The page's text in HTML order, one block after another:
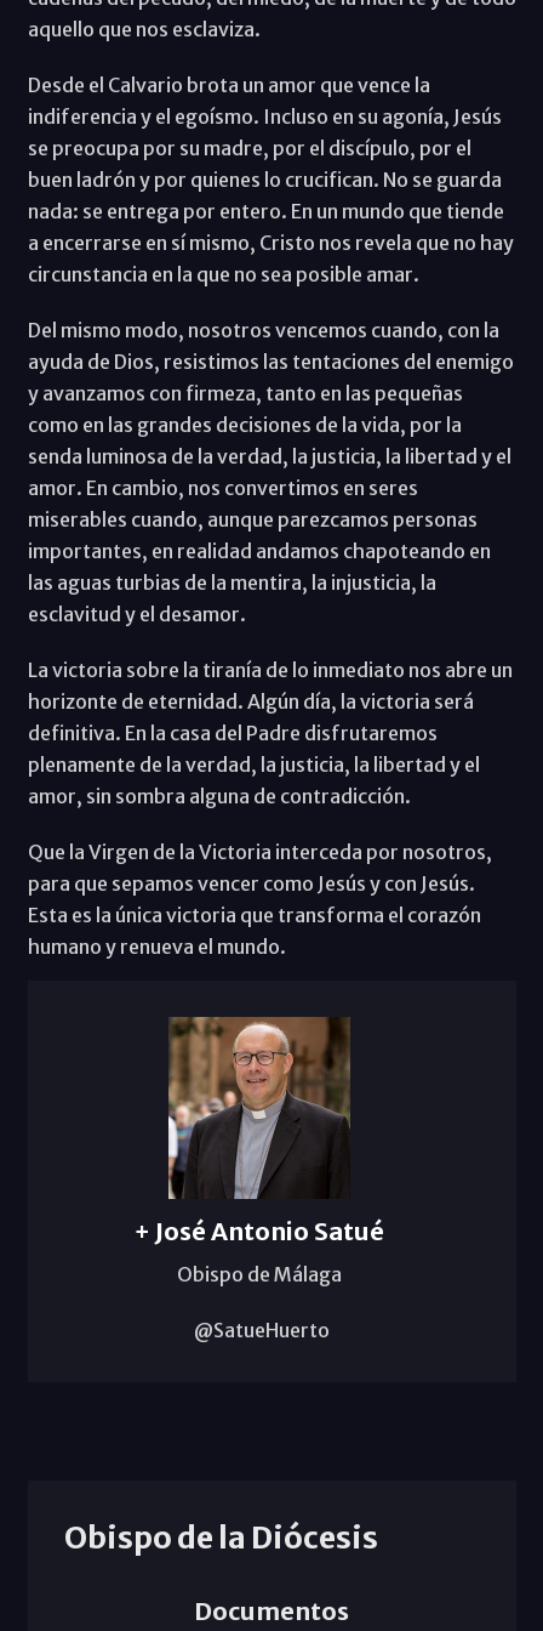
aquello que nos esclaviza.
Desde el Calvario brota un amor que vence la
indiferencia y el egoísmo. Incluso en su agonía, Jesús
se preocupa por su madre, por el discípulo, por el
buen ladrón y por quienes lo crucifican. No se guarda
nada: se entrega por entero. En un mundo que tiende
a encerrarse en sí mismo, Cristo nos revela que no hay
circunstancia en la que no sea posible amar.
Del mismo modo, nosotros vencemos cuando, con la
ayuda de Dios, resistimos las tentaciones del enemigo
y avanzamos con firmeza, tanto en las pequeñas
como en las grandes decisiones de la vida, por la
senda luminosa de la verdad, la justicia, la libertad y el
amor. En cambio, nos convertimos en seres
miserables cuando, aunque parezcamos personas
importantes, en realidad andamos chapoteando en
las aguas turbias de la mentira, la injusticia, la
esclavitud y el desamor.
La victoria sobre la tiranía de lo inmediato nos abre un
horizonte de eternidad. Algún día, la victoria será
definitiva. En la casa del Padre disfrutaremos
plenamente de la verdad, la justicia, la libertad y el
amor, sin sombra alguna de contradicción.
Que la Virgen de la Victoria interceda por nosotros,
para que sepamos vencer como Jesús y con Jesús.
Esta es la única victoria que transforma el corazón
humano y renueva el mundo.
+ José Antonio Satué
Obispo de Málaga
@SatueHuerto
Obispo de la Diócesis
Documentos